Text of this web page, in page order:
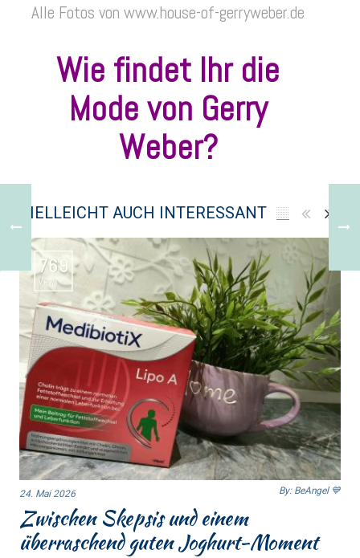
Alle Fotos von www.house-of-gerryweber.de
Wie findet Ihr die
Mode von Gerry
Weber?
VIELLEICHT AUCH INTERESSANT
769
Views
24. Mai 2026 By: BeAngel 💙
Zwischen Skepsis und einem
überraschend guten Joghurt-Moment